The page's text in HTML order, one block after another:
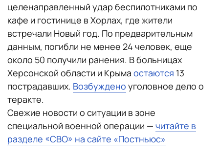
целенаправленный удар беспилотниками по
кафе и гостинице в Хорлах, где жители
встречали Новый год. По предварительным
данным, погибли не менее 24 человек, еще
около 50 получили ранения. В больницах
Херсонской области и Крыма остаются 13
пострадавших. Возбуждено уголовное дело о
теракте.
Свежие новости о ситуации в зоне
специальной военной операции — читайте в
разделе «СВО» на сайте «Постньюс»